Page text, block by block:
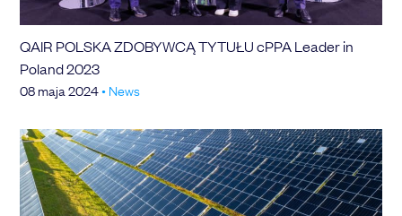
QAIR POLSKA ZDOBYWCĄ TYTUŁU cPPA Leader in
Poland 2023
08 maja 2024• News